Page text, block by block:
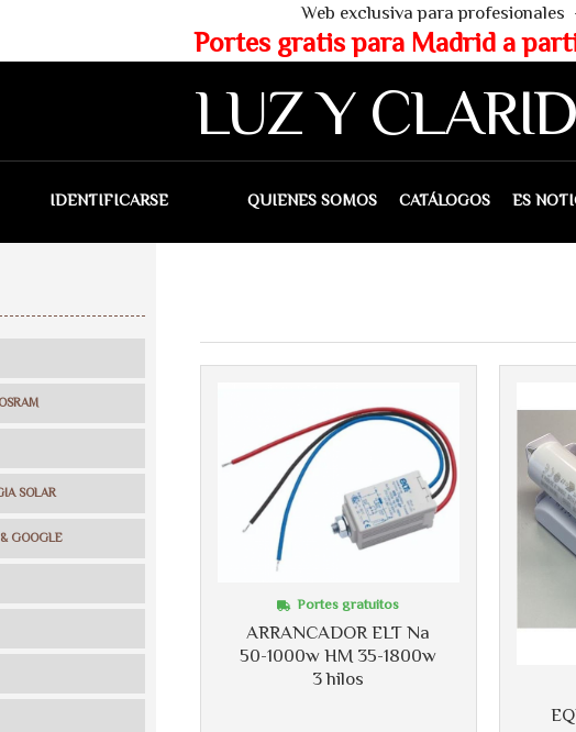
profesionales - Teléfono.: 91 841 53
Madrid a partir de 75€ y de
LUZ Y
IDENTIFICARSE QUIENES SOMOS CATÁLOGOS ES
SOLAR
GOOGLE
ARRANCADOR ELT Na
50-1000w HM 35-1800w
3 hilos
Portes gratuitos